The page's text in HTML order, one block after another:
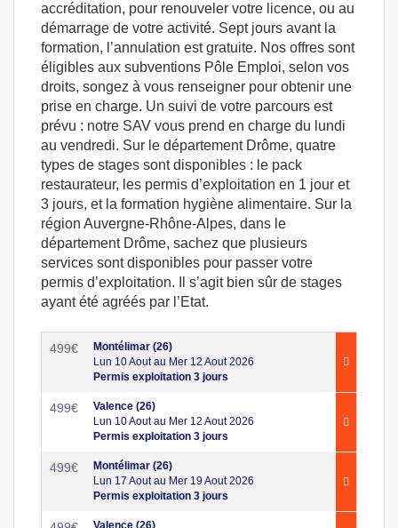
accréditation, pour renouveler votre licence, ou au
démarrage de votre activité. Sept jours avant la
formation, l’annulation est gratuite. Nos offres sont
éligibles aux subventions Pôle Emploi, selon vos
droits, songez à vous renseigner pour obtenir une
prise en charge. Un suivi de votre parcours est
prévu : notre SAV vous prend en charge du lundi
au vendredi. Sur le département Drôme, quatre
types de stages sont disponibles : le pack
restaurateur, les permis d’exploitation en 1 jour et
3 jours, et la formation hygiène alimentaire. Sur la
région Auvergne-Rhône-Alpes, dans le
département Drôme, sachez que plusieurs
services sont disponibles pour passer votre
permis d’exploitation. Il s’agit bien sûr de stages
ayant été agréés par l’Etat.
499€
Montélimar (26)
Lun 10 Aout au Mer 12 Aout 2026
Permis exploitation 3 jours
499€
Valence (26)
Lun 10 Aout au Mer 12 Aout 2026
Permis exploitation 3 jours
499€
Montélimar (26)
Lun 17 Aout au Mer 19 Aout 2026
Permis exploitation 3 jours